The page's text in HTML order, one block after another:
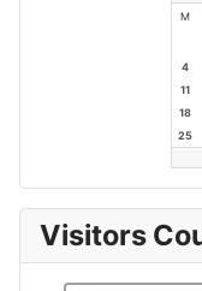
M
4
11
18
25
Visitors